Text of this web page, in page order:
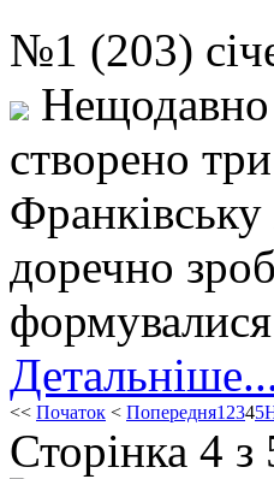
№1 (203)
Нещодавно
створено
Франківську
доречно
<< Початок < Попередня1 2345
Сторінка 4 з